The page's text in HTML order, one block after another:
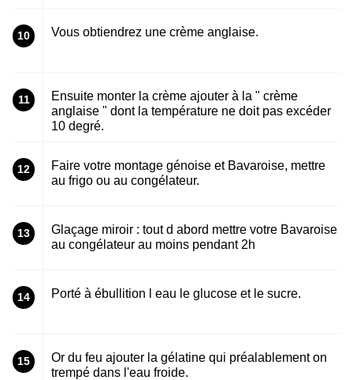
10 Vous obtiendrez une crème anglaise.
11
Ensuite monter la crème ajouter à la " crème
anglaise " dont la température ne doit pas excéder
10 degré.
12
Faire votre montage génoise et Bavaroise, mettre
au frigo ou au congélateur.
13
Glaçage miroir : tout d abord mettre votre Bavaroise
au congélateur au moins pendant 2h
14 Porté à ébullition l eau le glucose et le sucre.
15
Or du feu ajouter la gélatine qui préalablement on
trempé dans l'eau froide.